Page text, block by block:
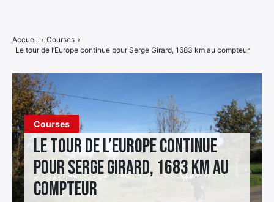
Courses
Le tour de l’Europe continue
pour Serge Girard, 1683 km au
compteur
Accueil › Courses ›
Le tour de l’Europe continue pour Serge Girard, 1683 km au compteur
menu
de
menu